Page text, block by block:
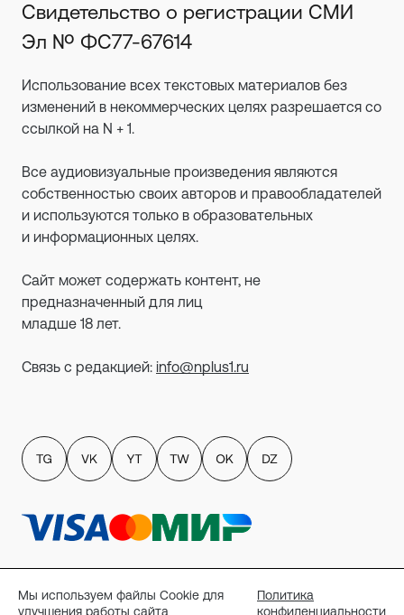
Мы используем файлы Cookie для
улучшения работы сайта
Политика
конфиденциальности
Свидетельство о регистрации СМИ
Эл № ФС77-67614
Использование всех текстовых материалов без
изменений в некоммерческих целях разрешается со
ссылкой на N + 1.
Все аудиовизуальные произведения являются
собственностью своих авторов и правообладателей
и используются только в образовательных
и информационных целях.
Сайт может содержать контент, не
предназначенный для лиц
младше 18 лет.
Связь с редакцией: info@nplus1.ru
пользователей сайта